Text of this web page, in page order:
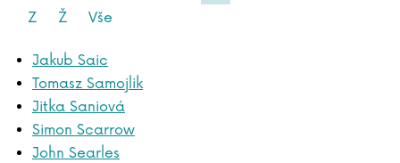
Z
Ž Vše
Jakub Saic
Tomasz Samojlik
Jitka Saniová
Simon Scarrow
John Searles